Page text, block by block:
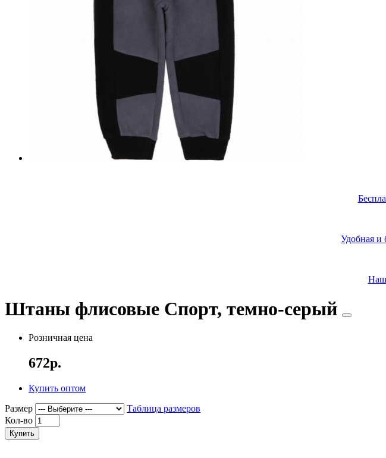
Удобная и
Штаны флисовые Спорт, темно-серый
Розничная цена
672р.
Купить оптом
Размер
Таблица размеров
Кол-во
Купить